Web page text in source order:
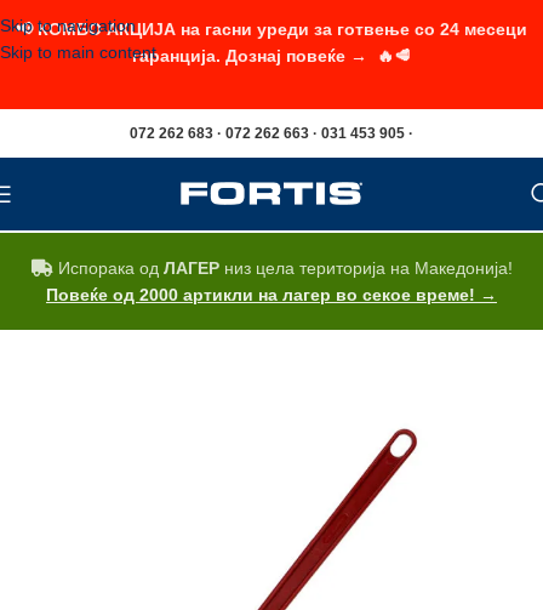
Skip to navigation
Skip to main content
072 262 683 · 072 262 663 · 031 453 905 ·
Испорака од ЛАГЕРниз цела територија на Македонија!
Повеќе од 2000 артикли на лагер во секое време! →
📢 КОМБО АКЦИЈА на гасни уреди за готвење со 24 месеци
гаранција. Дознај повеќе → 🔥🥩